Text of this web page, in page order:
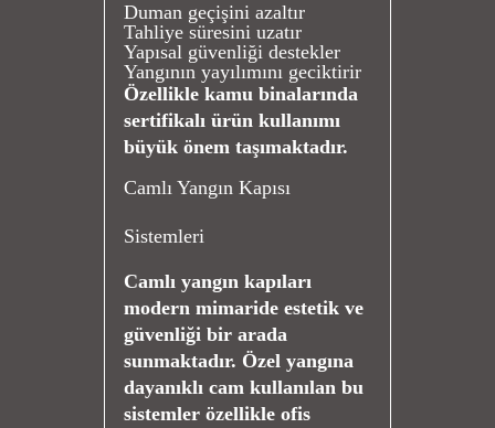
Duman geçişini azaltır
Tahliye süresini uzatır
Yapısal güvenliği destekler
Yangının yayılımını geciktirir
Özellikle kamu binalarında
sertifikalı ürün kullanımı
büyük önem taşımaktadır.
Camlı Yangın Kapısı
Sistemleri
Camlı yangın kapıları
modern mimaride estetik ve
güvenliği bir arada
sunmaktadır. Özel yangına
dayanıklı cam kullanılan bu
sistemler özellikle ofis